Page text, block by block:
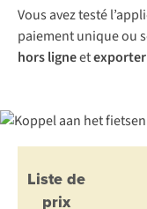
Vous avez testé
paiement unique ou
hors ligneetexporter
Liste de
prix